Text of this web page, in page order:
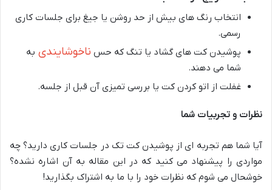
انتخاب رنگ های بیش از حد روشن یا جیغ برای جلسات کاری
رسمی.
پوشیدن کت های گشاد یا تنگ که حس ناخوشایندی به
شما می دهند.
غفلت از اتو کردن کت یا بررسی تمیزی آن قبل از جلسه.
نظرات و تجربیات شما
آیا شما هم تجربه ای از پوشیدن کت تک در جلسات کاری دارید؟ چه
مواردی را پیشنهاد می کنید که در این مقاله به آن اشاره نشده؟
خوشحال می شوم که نظرات خود را با ما به اشتراک بگذارید!